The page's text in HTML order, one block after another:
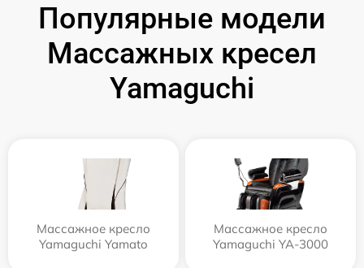
Популярные модели
Массажных кресел
Yamaguchi
Массажное кресло
Yamaguchi Yamato
Массажное кресло
Yamaguchi YA-3000